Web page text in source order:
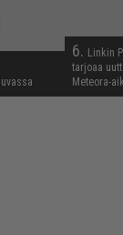
6. Linkin
tarjoaa
Meteora-